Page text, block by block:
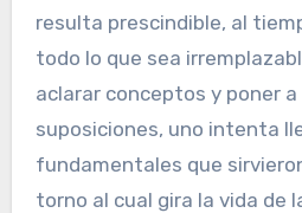
resulta prescindible, al
todo lo que sea
aclarar conceptos y poner a
suposiciones, uno intenta
fundamentales que
torno al cual gira la vida de